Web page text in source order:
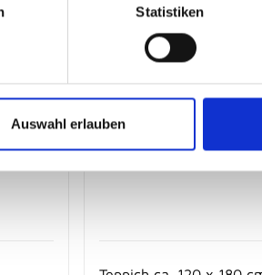
Statistiken
Auswahl erlauben